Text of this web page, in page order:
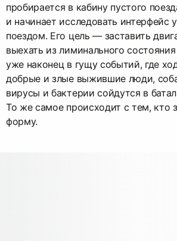
пробирается в кабину пустого
и начинает исследовать интерфейс
поездом. Его цель — заставить
выехать из лиминального
уже наконец в гущу событий, где
добрые и злые выжившие люди,
вирусы и бактерии сойдутся в
То же самое происходит с тем, кто
форму.